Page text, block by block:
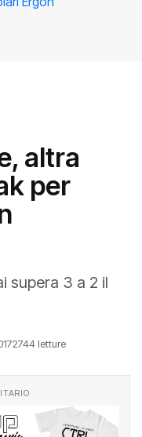
altra
per
supera 3 a 2 il
2744 letture